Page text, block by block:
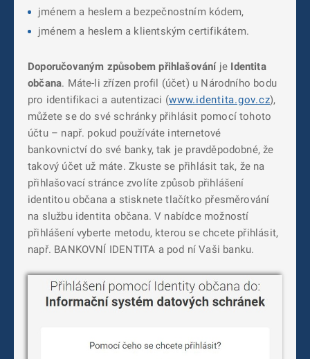
jménem a heslem a bezpečnostním kódem,
jménem a heslem a klientským certifikátem.
Doporučovaným způsobem přihlašováníje Identita
občana. Máte-li zřízen profil (účet) u Národního bodu
pro identifikaci a autentizaci (www.identita.gov.cz),
můžete se do své schránky přihlásit pomocí tohoto
účtu – např. pokud používáte internetové
bankovnictví do své banky, tak je pravděpodobné, že
takový účet už máte. Zkuste se přihlásit tak, že na
přihlašovací stránce zvolíte způsob přihlášení
identitou občana a stisknete tlačítko přesměrování
na službu identita občana. V nabídce možností
přihlášení vyberte metodu, kterou se chcete přihlásit,
např. BANKOVNÍ IDENTITA a pod ní Vaši banku.